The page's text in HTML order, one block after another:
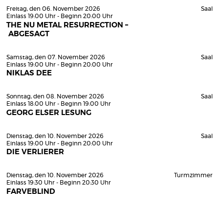
Freitag, den 06. November 2026
Einlass 19:00 Uhr - Beginn 20:00 Uhr
THE NU METAL RESURRECTION –
ABGESAGT
Saal
Samstag, den 07. November 2026
Einlass 19:00 Uhr - Beginn 20:00 Uhr
NIKLAS DEE
Saal
Sonntag, den 08. November 2026
Einlass 18:00 Uhr - Beginn 19:00 Uhr
GEORG ELSER LESUNG
Saal
Dienstag, den 10. November 2026
Einlass 19:00 Uhr - Beginn 20:00 Uhr
DIE VERLIERER
Saal
Dienstag, den 10. November 2026
Einlass 19:30 Uhr - Beginn 20:30 Uhr
FARVEBLIND
Turmzimmer